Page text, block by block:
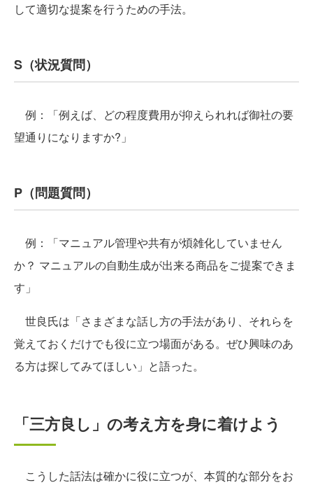
して適切な提案を行うための手法。
S（状況質問）
例：「例えば、どの程度費用が抑えられれば御社の要
望通りになりますか?」
P（問題質問）
例：「マニュアル管理や共有が煩雑化していません
か？ マニュアルの自動生成が出来る商品をご提案できま
す」
世良氏は「さまざまな話し方の手法があり、それらを
覚えておくだけでも役に立つ場面がある。ぜひ興味のあ
る方は探してみてほしい」と語った。
「三方良し」の考え方を身に着けよう
こうした話法は確かに役に立つが、本質的な部分をお